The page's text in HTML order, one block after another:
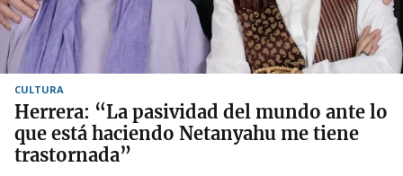
CULTURA
Herrera: “La pasividad del mundo ante lo
que está haciendo Netanyahu me tiene
trastornada”